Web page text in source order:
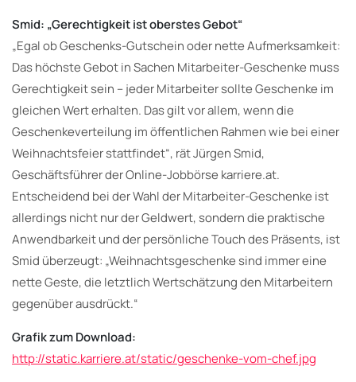
Smid: „Gerechtigkeit ist oberstes Gebot“
„Egal ob Geschenks-Gutschein oder nette Aufmerksamkeit:
Das höchste Gebot in Sachen Mitarbeiter-Geschenke muss
Gerechtigkeit sein – jeder Mitarbeiter sollte Geschenke im
gleichen Wert erhalten. Das gilt vor allem, wenn die
Geschenkeverteilung im öffentlichen Rahmen wie bei einer
Weihnachtsfeier stattfindet“, rät Jürgen Smid,
Geschäftsführer der Online-Jobbörse karriere.at.
Entscheidend bei der Wahl der Mitarbeiter-Geschenke ist
allerdings nicht nur der Geldwert, sondern die praktische
Anwendbarkeit und der persönliche Touch des Präsents, ist
Smid überzeugt: „Weihnachtsgeschenke sind immer eine
nette Geste, die letztlich Wertschätzung den Mitarbeitern
gegenüber ausdrückt.“
Grafik zum Download:
http://static.karriere.at/static/geschenke-vom-chef.jpg